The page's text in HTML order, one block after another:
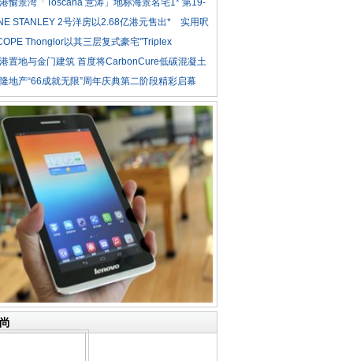
愉景湾「Toscana 意涛」地标海景名宅1* 第19-
STANLEY 2号洋房以2.68亿港元售出* 实用呎
Thonglor以其三层复式豪宅"Triplex
置地与金门建筑 首度将CarbonCure低碳混凝土
地产“66成就无限”周年庆典第二阶段精彩启幕